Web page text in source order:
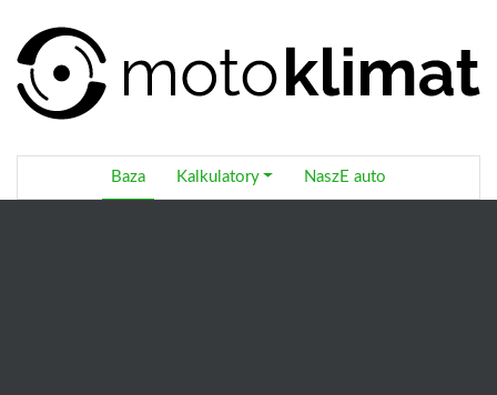
Baza Kalkulatory NaszE auto